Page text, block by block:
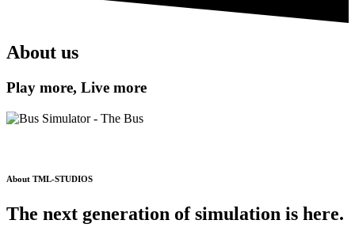
About us
Play more, Live more
About TML-STUDIOS
The next generation of simulation is here.